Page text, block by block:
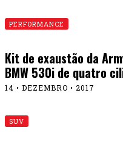
PERFORMANCE
Kit de exaustão da
BMW 530i de quatro
14 • DEZEMBRO • 2017
SUV